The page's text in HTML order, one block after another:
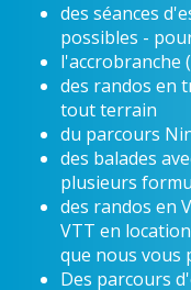
des séances
possibles -
l'accrobranche
des randos en
tout terrain
du parcours
des balades
plusieurs
des randos en
VTT en
que nous vous
Des parcours